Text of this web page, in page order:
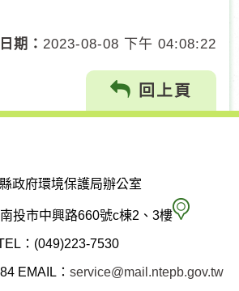
期： 2023-08-08 下午 04:08:22
回上頁
政府環境保護局辦公室
投市中興路660號c棟2、3樓 南
縣
：(049)223-7530
EMAIL： service@mail.ntepb.gov.tw